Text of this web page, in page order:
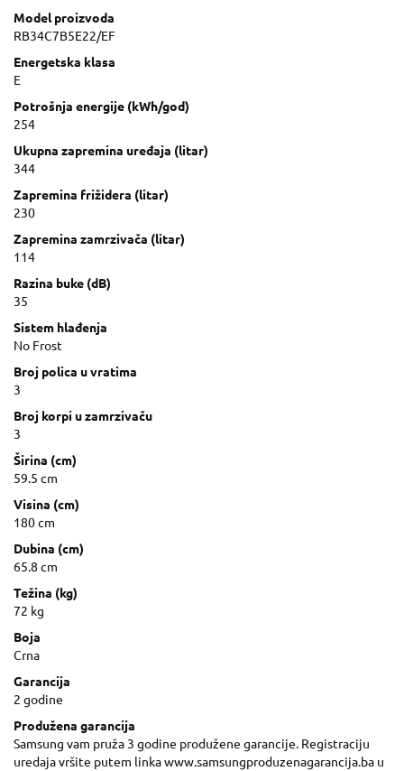
Model proizvoda
RB34C7B5E22/EF
Energetska klasa
E
Potrošnja energije (kWh/god)
254
Ukupna zapremina uređaja (litar)
344
Zapremina frižidera (litar)
230
Zapremina zamrzivača (litar)
114
Razina buke (dB)
35
Sistem hlađenja
No Frost
Broj polica u vratima
3
Broj korpi u zamrzivaču
3
Širina (cm)
59.5 cm
Visina (cm)
180 cm
Dubina (cm)
65.8 cm
Težina (kg)
72 kg
Boja
Crna
Garancija
2 godine
Produžena garancija
Samsung vam pruža 3 godine produžene garancije. Registraciju
uredaja vršite putem linka www.samsungproduzenagarancija.ba u